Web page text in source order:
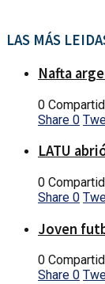
LAS MÁS
Nafta
0
Share 0
LATU
0
Share 0
Joven
0
Share 0